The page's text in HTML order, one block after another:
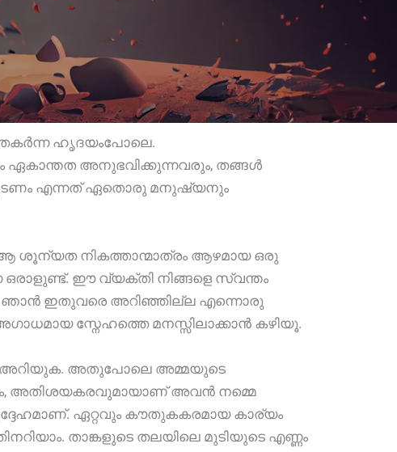
ഹൃദയംപോലെ.
ഏകാന്തത അനുഭവിക്കുന്നവരും, തങ്ങൾ
എന്നത് ഏതൊരു മനുഷ്യനും
ശൂന്യത നികത്താന്മാത്രം ആഴമായ ഒരു
ഒരാളുണ്ട്. ഈ വ്യക്തി നിങ്ങളെ സ്വന്തം
ഞാൻ ഇതുവരെ അറിഞ്ഞില്ല എന്നൊരു
സ്നേഹത്തെ മനസ്സിലാക്കാൻ കഴിയൂ.
അറിയുക. അതുപോലെ അമ്മയുടെ
അതിശയകരവുമായാണ് അവൻ നമ്മെ
ഏറ്റവും കൗതുകകരമായ കാര്യം
താങ്കളുടെ തലയിലെ മുടിയുടെ എണ്ണം